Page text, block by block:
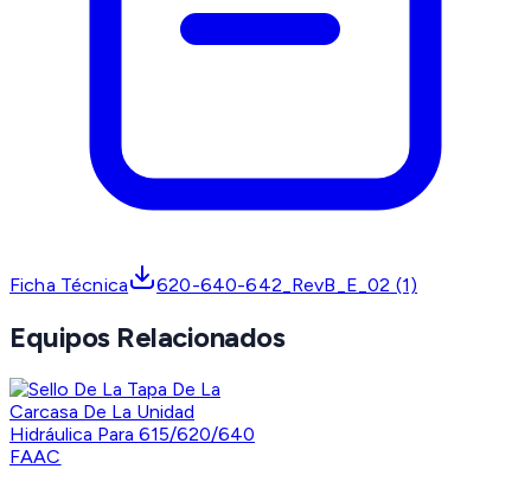
Ficha Técnica 620-640-642_RevB_E_02 (1)
Equipos Relacionados
FAAC